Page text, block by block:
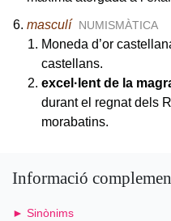
masculí
NUMISMÀTICA
Moneda d’or
castellans.
excel·lent de la
durant el regnat dels
morabatins.
Informació
► Sinònims